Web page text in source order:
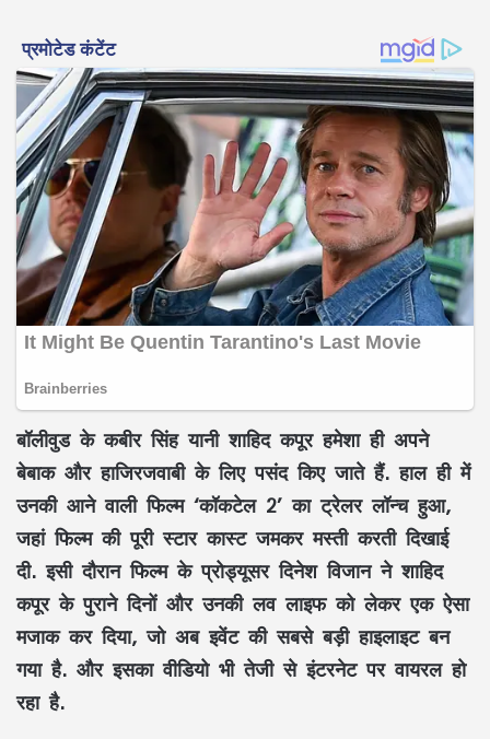
बॉलीवुड के कबीर सिंह यानी शाहिद कपूर हमेशा ही अपने
बेबाक और हाजिरजवाबी के लिए पसंद किए जाते हैं. हाल ही में
उनकी आने वाली फिल्म ‘कॉकटेल 2’ का ट्रेलर लॉन्च हुआ,
जहां फिल्म की पूरी स्टार कास्ट जमकर मस्ती करती दिखाई
दी. इसी दौरान फिल्म के प्रोड्यूसर दिनेश विजान ने शाहिद
कपूर के पुराने दिनों और उनकी लव लाइफ को लेकर एक ऐसा
मजाक कर दिया, जो अब इवेंट की सबसे बड़ी हाइलाइट बन
गया है. और इसका वीडियो भी तेजी से इंटरनेट पर वायरल हो
रहा है.